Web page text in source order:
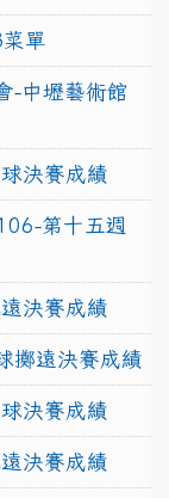
單
-中壢藝術館
決賽成績
第十五週
決賽成績
擲遠決賽成績
決賽成績
決賽成績